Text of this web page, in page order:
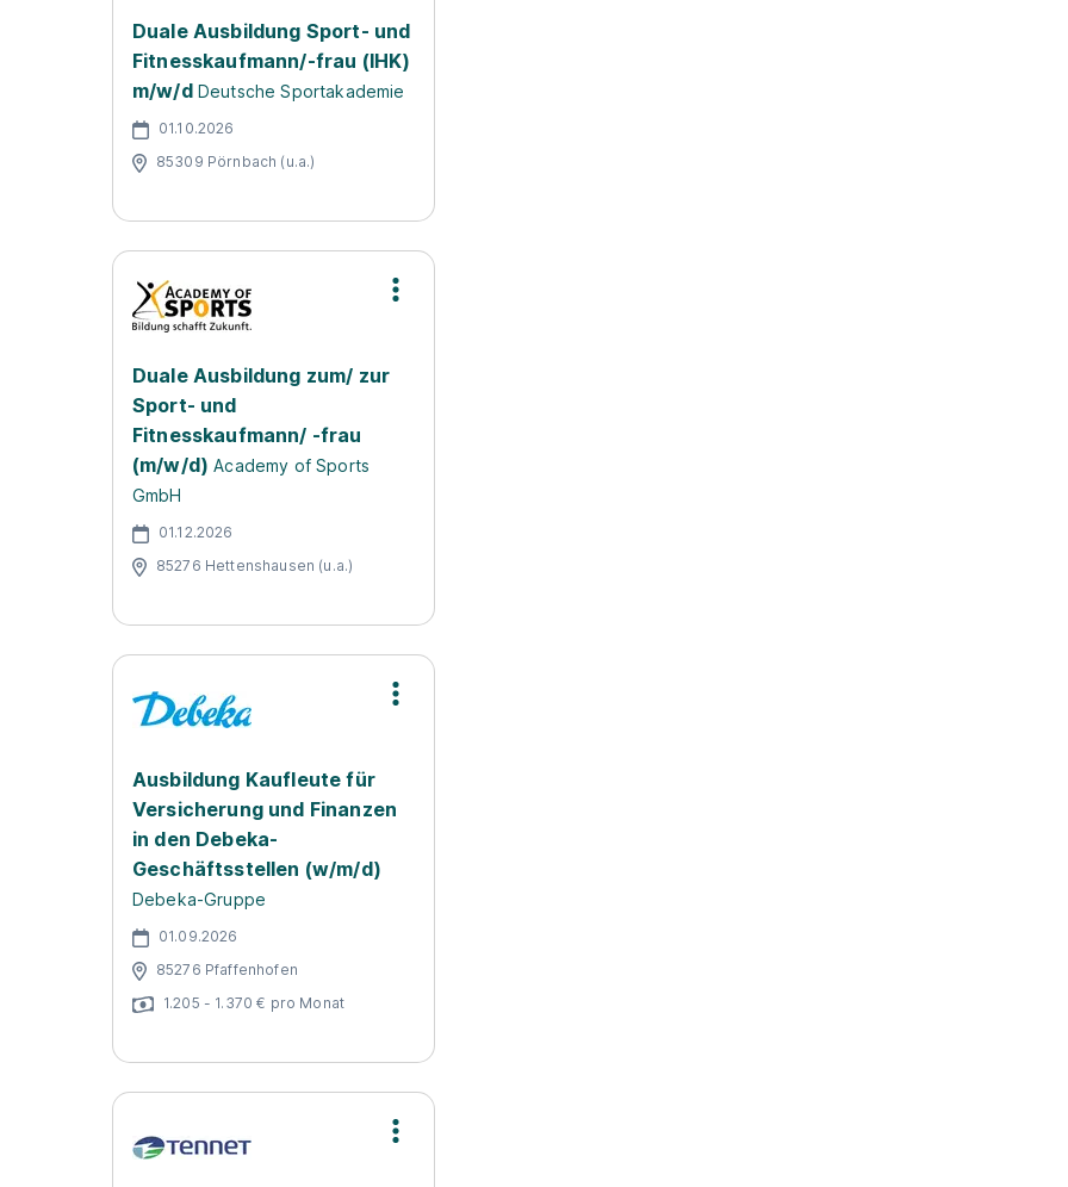
Duale Ausbildung Sport- und
Fitnesskaufmann/-frau (IHK)
m/w/d Deutsche Sportakademie
01.10.2026
85309 Pörnbach (u.a.)
Duale Ausbildung zum/ zur
Sport- und
Fitnesskaufmann/ -frau
(m/w/d) Academy of Sports
GmbH
01.12.2026
85276 Hettenshausen (u.a.)
Ausbildung Kaufleute für
Versicherung und Finanzen
in den Debeka-
Geschäftsstellen (w/m/d)
Debeka-Gruppe
01.09.2026
85276 Pfaffenhofen
1.205 - 1.370 € pro Monat